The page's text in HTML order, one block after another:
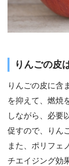
りんごの皮
りんごの皮に含
を抑えて、燃焼
しながら、必要
促すので、りん
また、ポリフェ
チエイジング効